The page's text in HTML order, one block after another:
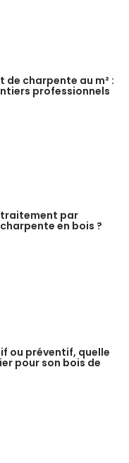
de charpente au m² :
professionnels
par
en bois ?
ou préventif, quelle
pour son bois de